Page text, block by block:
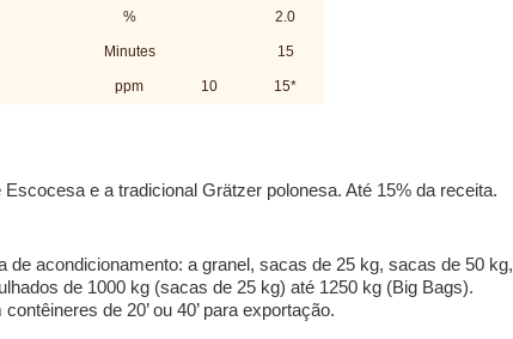
% 2.0
Minutes 15
ppm 10 15*
e a tradicional Grätzer polonesa. Até 15% da receita.
de acondicionamento: a granel, sacas de 25 kg, sacas de 50 kg,
de 1000 kg (sacas de 25 kg) até 1250 kg (Big Bags).
de 20’ ou 40’ para exportação.